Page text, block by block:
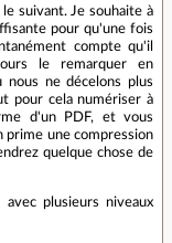
suivant. Je souhaite à
pour qu'une fois
compte qu'il
le remarquer en
nous ne décelons plus
pour cela numériser à
d'un PDF, et vous
prime une compression
quelque chose de
plusieurs niveaux